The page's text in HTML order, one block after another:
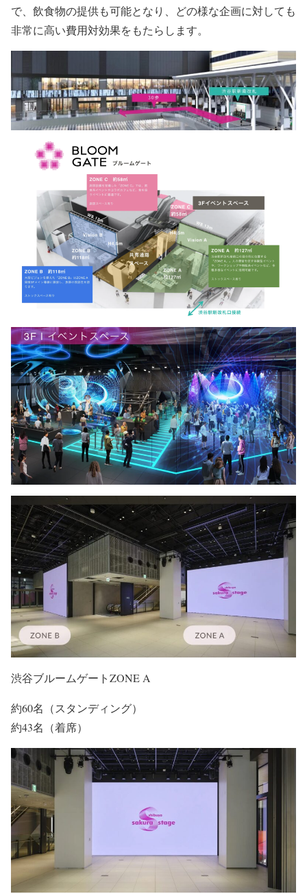
で、飲食物の提供も可能となり、どの様な企画に対しても
非常に高い費用対効果をもたらします。
渋谷ブルームゲートZONE A
約60名（スタンディング）
約43名（着席）